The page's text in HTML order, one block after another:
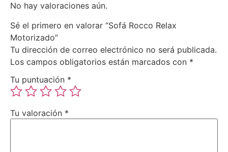
No hay valoraciones aún.
Sé el primero en valorar “Sofá Rocco Relax
Motorizado”
Tu dirección de correo electrónico no será publicada.
Los campos obligatorios están marcados con *
Tu puntuación *
Tu valoración *